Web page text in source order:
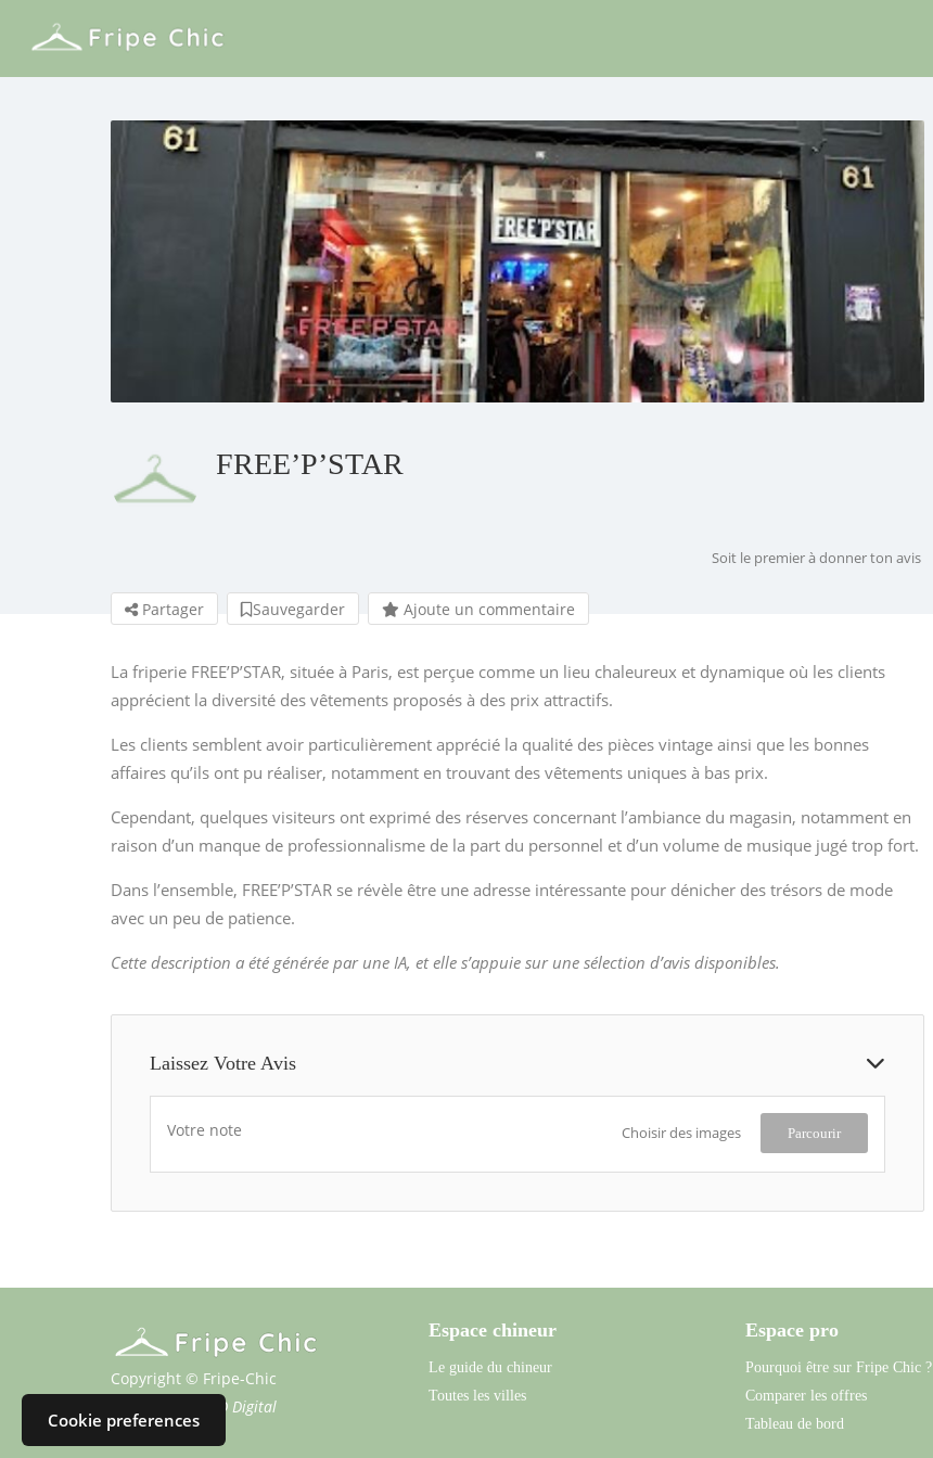
Cookie preferences
FREE’P’STAR
Soit le premier à donner ton avis
Partager Sauvegarder Ajoute un commentaire
La friperie FREE’P’STAR, située à Paris, est perçue comme un lieu chaleureux et dynamique où les clients
apprécient la diversité des vêtements proposés à des prix attractifs.
Les clients semblent avoir particulièrement apprécié la qualité des pièces vintage ainsi que les bonnes
affaires qu’ils ont pu réaliser, notamment en trouvant des vêtements uniques à bas prix.
Cependant, quelques visiteurs ont exprimé des réserves concernant l’ambiance du magasin, notamment en
raison d’un manque de professionnalisme de la part du personnel et d’un volume de musique jugé trop fort.
Dans l’ensemble, FREE’P’STAR se révèle être une adresse intéressante pour dénicher des trésors de mode
avec un peu de patience.
Cette description a été générée par une IA, et elle s’appuie sur une sélection d’avis disponibles.
Laissez Votre Avis
Votre note Choisir des images Parcourir
Copyright © Fripe-Chic
SFD Digital
Espace chineur
Le guide du chineur
Toutes les villes
Espace pro
Pourquoi être sur Fripe Chic ?
Comparer les offres
Tableau de bord